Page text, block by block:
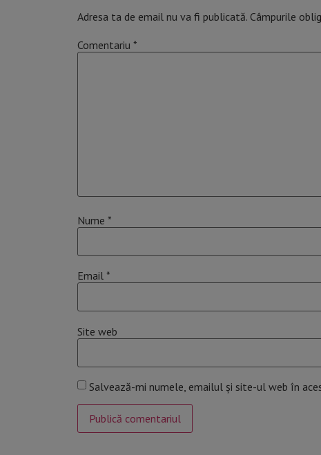
Adresa ta de email nu va fi publicată. Câmpurile
Comentariu *
Nume *
Email *
Site web
Salvează-mi numele, emailul și site-ul web în